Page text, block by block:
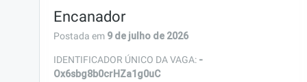
Encanador
Postada em 9 de julho de 2026
IDENTIFICADOR ÚNICO DA VAGA: -
Ox6sbg8b0crHZa1g0uC